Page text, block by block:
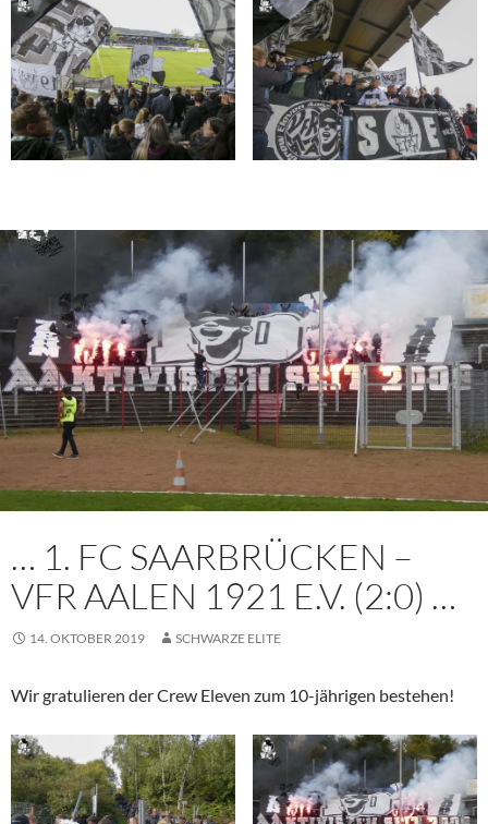
… 1. FC SAARBRÜCKEN –
VFR AALEN 1921 E.V. (2:0) …
14. OKTOBER 2019 SCHWARZE ELITE
Wir gratulieren der Crew Eleven zum 10-jährigen bestehen!